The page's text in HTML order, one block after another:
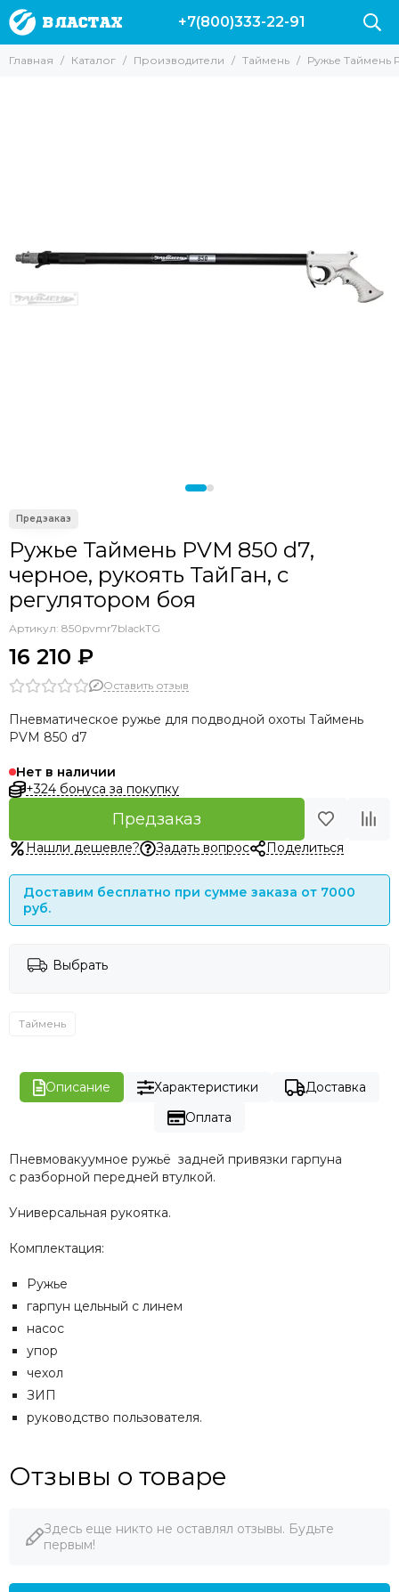
Производители
H.DESSAULT
Mares
Armytek
C4
Aquateam
Sarbags
KF
+7(800)333-22-91
Главная Каталог Производители Таймень Ружье Таймень
Ружье Таймень PVM 850 d7,
черное, рукоять ТайГан, с
регулятором боя
Артикул: 850pvmr7blackTG
16 210 ₽
Оставить отзыв
Пневматическое ружье для подводной охоты Таймень
PVM 850 d7
Нет в наличии
+324 бонуса за покупку
Предзаказ
Нашли дешевле? Задать вопрос Поделиться
Доставим бесплатно при сумме заказа от 7000
руб.
Выбрать
Таймень
Описание Характеристики
Доставка
Оплата
Пневмовакуумное ружьё задней привязки гарпуна
с разборной передней втулкой.
Универсальная рукоятка.
Комплектация:
Ружье
гарпун цельный с линем
насос
упор
чехол
ЗИП
руководство пользователя.
Отзывы о товаре
Здесь еще никто не оставлял отзывы. Будьте
первым!